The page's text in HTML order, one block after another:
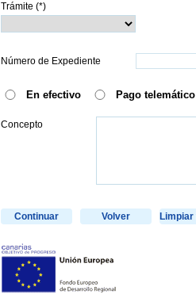
Trámite (*)
Número de Expediente
En efectivo Pago telemático
Concepto